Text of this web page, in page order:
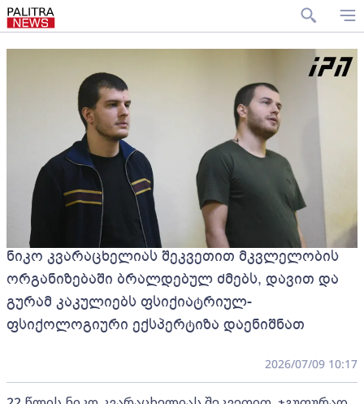
ნიკო კვარაცხელიას შეკვეთით მკვლელობის
ორგანიზებაში ბრალდებულ ძმებს, დავით და
გურამ კაკულიებს ფსიქიატრიულ-
ფსიქოლოგიური ექსპერტიზა დაენიშნათ
2026/07/09 10:17